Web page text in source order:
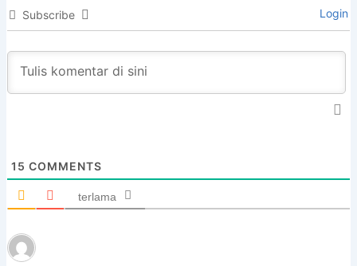
Subscribe Login
15 COMMENTS
terlama